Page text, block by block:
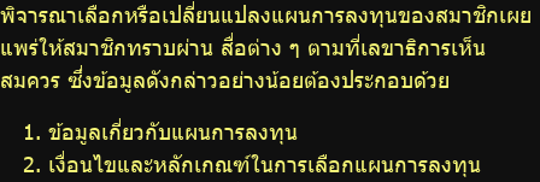
พิจารณาเลือกหรือเปลี่ยนแปลงแผนการลงทุนของสมาชิกเผย
แพร่ให้สมาชิกทราบผ่าน สื่อต่าง ๆ ตามที่เลขาธิการเห็น
สมควร ซึ่งข้อมูลดังกล่าวอย่างน้อยต้องประกอบด้วย
ข้อมูลเกี่ยวกับแผนการลงทุน
เงื่อนไขและหลักเกณฑ์ในการเลือกแผนการลงทุน